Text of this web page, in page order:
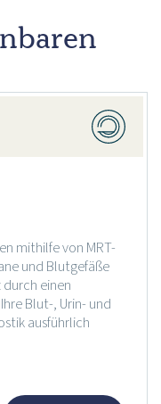
mithilfe von MRT-
und Blutgefäße
einen
Blut-, Urin- und
ausführlich